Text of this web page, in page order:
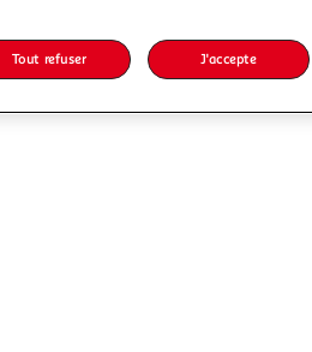
Tout refuser J'accepte